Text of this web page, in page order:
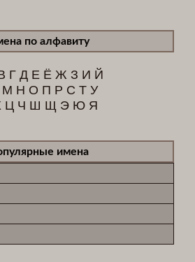
по алфавиту
ГД Е Ё Ж З И Й
М Н О П Р С Т У
Ц Ч Ш Щ Э Ю Я
имена